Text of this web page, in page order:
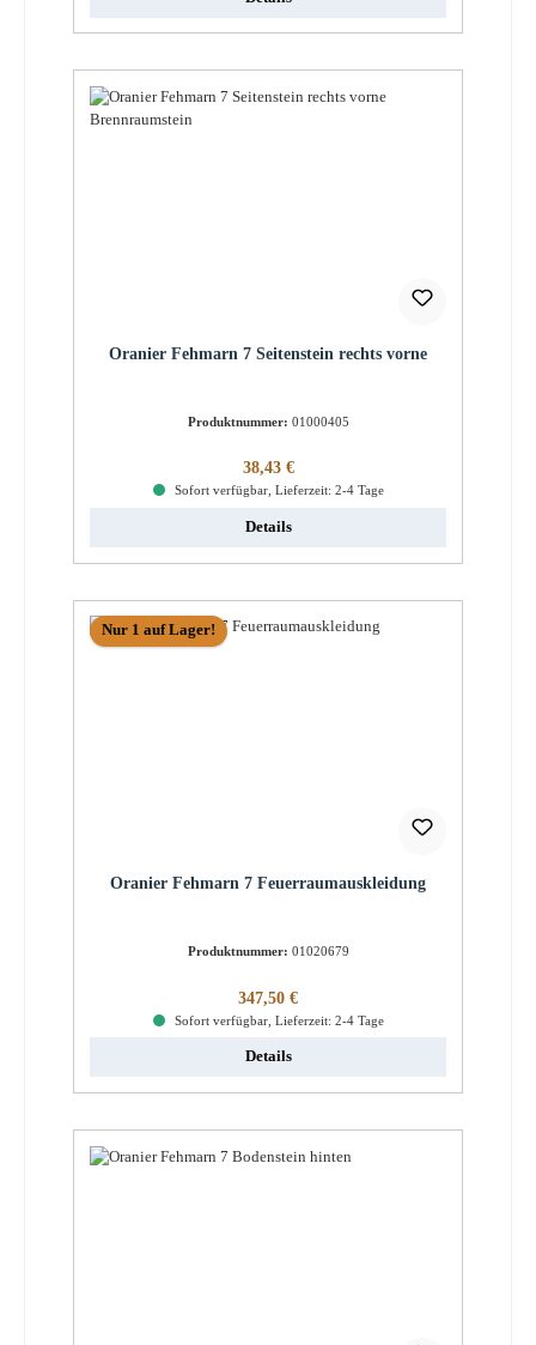
Oranier Fehmarn 7 Seitenstein rechts vorne
Produktnummer: 01000405
Regulärer Preis:
38,43 €
Sofort verfügbar, Lieferzeit: 2-4 Tage
Details
Nur 1 auf Lager!
Oranier Fehmarn 7 Feuerraumauskleidung
Produktnummer: 01020679
Regulärer Preis:
347,50 €
Sofort verfügbar, Lieferzeit: 2-4 Tage
Details